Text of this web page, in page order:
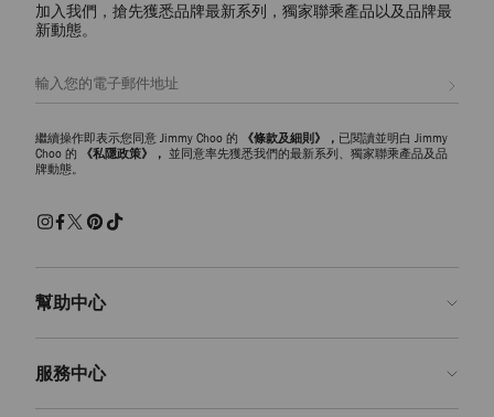
力。Elisa 系列平底鞋，款式精緻，點綴標誌性珍珠紐扣，爲經久永恒的
列平底鞋上熠熠閃耀，凸顯廓形的經久雅緻魅力。芭蕾舞平底鞋以精巧別
緻設計帶來極致舒適感，可百搭利落剪裁造型，也可作爲運動鞋的高級替
品牌樂福鞋系列經久時尚，是經典衣橱的基礎單品。Marlow Diamond 系
配剪裁合身的辦工套裝，亦可搭配百褶裙和運動上衣，打造學院風的時尚
珠流蘇和字母飾五金飾件個性裝飾，讓您的週末造型盡顯休閑時尚。
露跟、便鞋款式穆勒鞋實用易搭的廓形，可隨心搭配正裝或便裝造型。
加入我們，搶先獲悉品牌最新系列，獨家聯乘產品以及品牌最
新動態。
繼續操作即表示您同意 Jimmy Choo 的 《條款及細則》， 已閱讀並明白 Jimmy
Choo 的
《私隱政策》， 並同意率先獲悉我們的最新系列、獨家聯乘產品及品
牌動態。
幫助中心
常見問題解答
服務中心